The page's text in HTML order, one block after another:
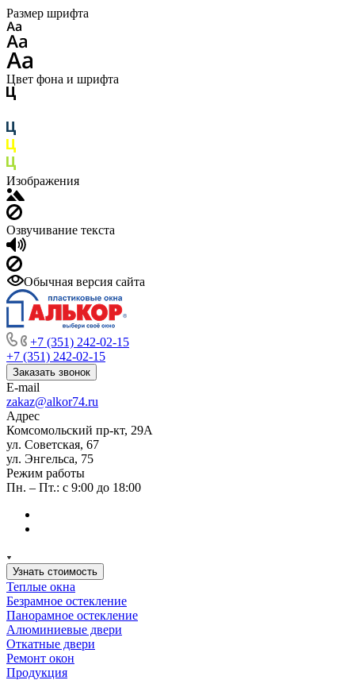
Размер шрифта
Цвет фона и шрифта
Изображения
Озвучивание текста
Обычная версия сайта
+7 (351) 242-02-15
+7 (351) 242-02-15
Заказать звонок
E-mail
zakaz@alkor74.ru
Адрес
Комсомольский пр-кт, 29А
ул. Советская, 67
ул. Энгельса, 75
Режим работы
Пн. – Пт.: с 9:00 до 18:00
Узнать стоимость
Теплые окна
Безрамное остекление
Панорамное остекление
Алюминиевые двери
Откатные двери
Ремонт окон
Продукция